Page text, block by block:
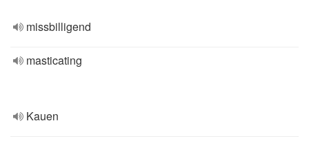
missbilligend
masticating
Kauen